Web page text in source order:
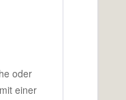
oder
einer